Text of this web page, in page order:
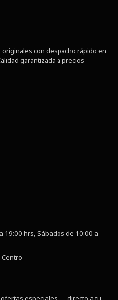
con despacho rápido en
garantizada a precios
19:00 hrs, Sábados de 10:00 a
especiales — directo a tu